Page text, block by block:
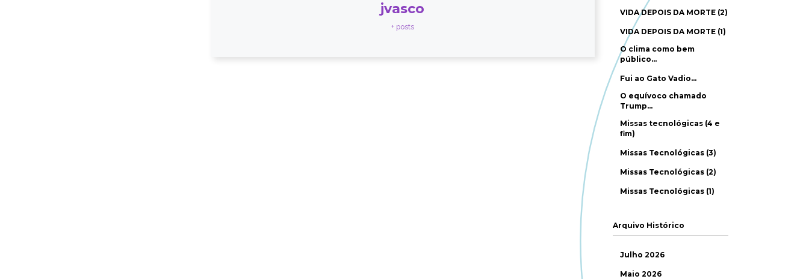
jvasco
+ posts
VIDA DEPOIS DA MORTE (2)
VIDA DEPOIS DA MORTE (1)
O clima como bem
público…
Fui ao Gato Vadio…
O equívoco chamado
Trump…
Missas tecnológicas (4 e
fim)
Missas Tecnológicas (3)
Missas Tecnológicas (2)
Missas Tecnológicas (1)
Arquivo Histórico
Julho 2026
Maio 2026